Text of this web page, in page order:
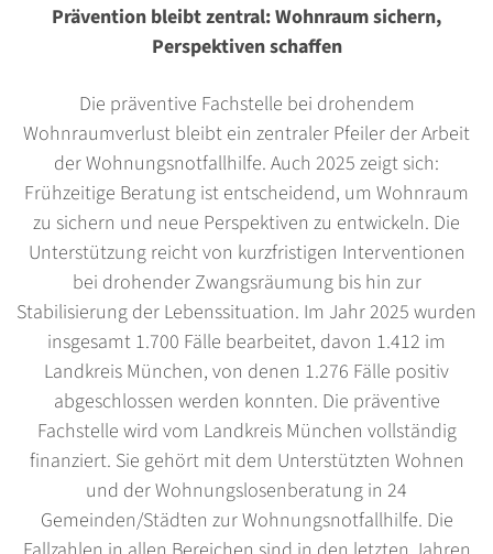
Prävention bleibt zentral: Wohnraum sichern,
Perspektiven schaffen
Die präventive Fachstelle bei drohendem
Wohnraumverlust bleibt ein zentraler Pfeiler der Arbeit
der Wohnungsnotfallhilfe. Auch 2025 zeigt sich:
Frühzeitige Beratung ist entscheidend, um Wohnraum
zu sichern und neue Perspektiven zu entwickeln. Die
Unterstützung reicht von kurzfristigen Interventionen
bei drohender Zwangsräumung bis hin zur
Stabilisierung der Lebenssituation. Im Jahr 2025 wurden
insgesamt 1.700 Fälle bearbeitet, davon 1.412 im
Landkreis München, von denen 1.276 Fälle positiv
abgeschlossen werden konnten. Die präventive
Fachstelle wird vom Landkreis München vollständig
finanziert. Sie gehört mit dem Unterstützten Wohnen
und der Wohnungslosenberatung in 24
Gemeinden/Städten zur Wohnungsnotfallhilfe. Die